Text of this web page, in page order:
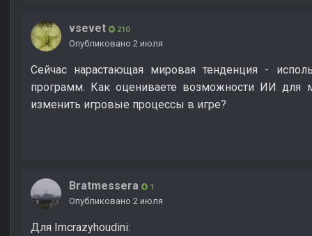
vsevet 210
Опубликовано 2 июля
Сейчас нарастающая мировая тенденция -
программ. Как оцениваете возможности ИИ для
изменить игровые процессы в игре?
Bratmessera 1
Опубликовано 2 июля
Для Imcrazyhoudini: